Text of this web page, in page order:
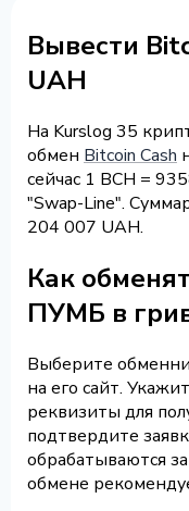
Вывести
UAH
На Kurslog 35
обмен Bitcoin Cash
сейчас 1 BCH =
"Swap-Line".
204 007 UAH.
Как
ПУМБ в
Выберите
на его сайт.
реквизиты для
подтвердите
обрабатываются
обмене